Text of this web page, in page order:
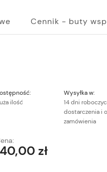
Cennik - buty
ilość
Wysyłka w:
14 dni
dostarczenia i
zamówienia
zł